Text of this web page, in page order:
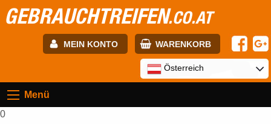
GEBRAUCHTREIFEN.CO.AT
MEIN KONTO WARENKORB
Passwort:
Österreich
Menü
0